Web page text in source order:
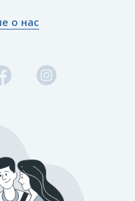
о нас